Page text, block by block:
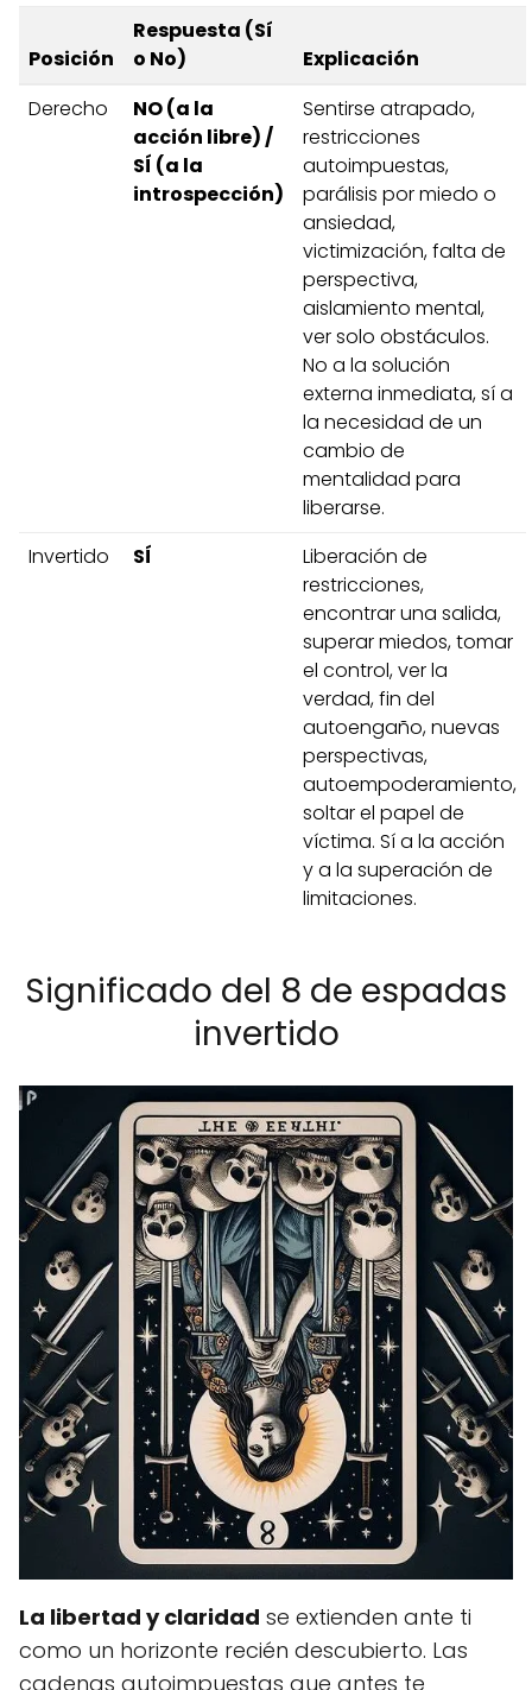
Posición
Respuesta (Sí
o No)
Explicación
Derecho
NO (a la
acción libre) /
SÍ (a la
introspección)
Sentirse atrapado,
restricciones
autoimpuestas,
parálisis por miedo o
ansiedad,
victimización, falta de
perspectiva,
aislamiento mental,
ver solo obstáculos.
No a la solución
externa inmediata, sí a
la necesidad de un
cambio de
mentalidad para
liberarse.
Invertido
SÍ
Liberación de
restricciones,
encontrar una salida,
superar miedos, tomar
el control, ver la
verdad, fin del
autoengaño, nuevas
perspectivas,
autoempoderamiento,
soltar el papel de
víctima. Sí a la acción
y a la superación de
limitaciones.
Significado del 8 de espadas
invertido
La libertad y claridad se extienden ante ti
como un horizonte recién descubierto. Las
cadenas autoimpuestas que antes te